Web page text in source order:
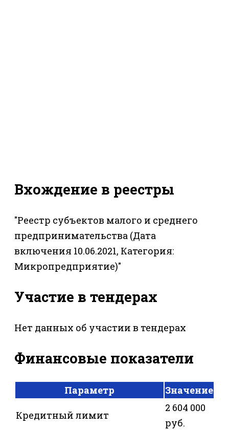
Вхождение в реестры
"Реестр субъектов малого и среднего
предпринимательства (Дата
включения 10.06.2021, Категория:
Микропредприятие)"
Участие в тендерах
Нет данных об участии в тендерах
Финансовые показатели
Параметр Значение
Кредитный лимит
2 604 000
руб.